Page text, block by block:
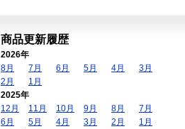
商品更新履歴
2026年
8月
7月 6月 5月 4月
3月
2月
1月
2025年
12月
11月 10月 9月 8月
7月
6月
5月 4月 3月 2月
1月